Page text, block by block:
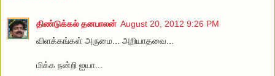
திண்டுக்கல் தனபாலன் August 20, 2012 9:26 PM
விளக்கங்கள் அருமை... அறியாதவை...
மிக்க நன்றி ஐயா...